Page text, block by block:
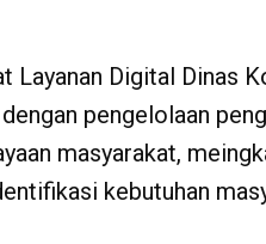
Layanan Digital Dinas
pengelolaan
masyarakat,
kebutuhan